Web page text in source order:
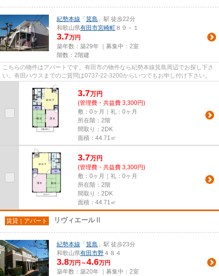
紀勢本線 「 箕島 」駅 徒歩22分
和歌山県有田市宮崎町 ８９－１
3.7万円
築年数：築29年 ｜募集中： 2室
階数：2階建
こちらの物件はアパートです。有田市の物件なら紀勢本線箕島周辺でお探し下さ
い。有田ハウスまでのご質問は0737-22-3200からいつでもお申し付け下さい。
3.7万円
(管理費・共益費 3,300円)
敷：0ヶ月｜礼：0ヶ月
所在階：2階
間取り：2DK
面積：44.71㎡
3.7万円
(管理費・共益費 3,300円)
敷：0ヶ月｜礼：0ヶ月
所在階：2階
間取り：2DK
面積：44.71㎡
賃貸｜アパート リヴィエールⅡ
紀勢本線 「 箕島 」駅 徒歩23分
和歌山県有田市野 ４８４
3.8万円～4.6万円
築年数：築20年 ｜募集中： 2室